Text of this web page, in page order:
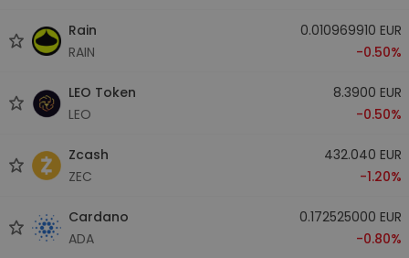
Rain
RAIN
0.010969910 EUR
-0.50%
LEO Token
LEO
8.3900 EUR
-0.50%
Zcash
ZEC
432.040 EUR
-1.20%
Cardano
ADA
0.172525000 EUR
-0.80%